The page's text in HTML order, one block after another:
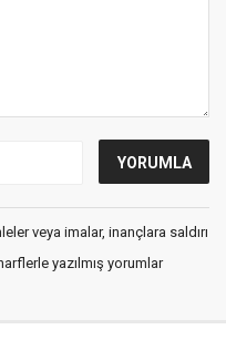
veya imalar, inançlara saldırı
yazılmış yorumlar